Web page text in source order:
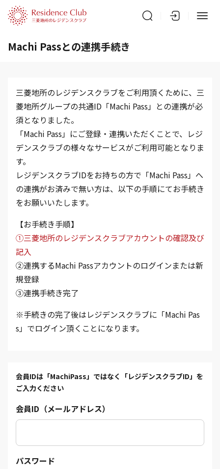
Machi Passとの連携手続き
三菱地所のレジデンスクラブをご利用頂くために、三
菱地所グループの共通ID「Machi Pass」との連携が必
須となりました。
「Machi Pass」にご登録・連携いただくことで、レジ
デンスクラブの様々なサービスがご利用可能となりま
す。
レジデンスクラブIDをお持ちの方で「Machi Pass」へ
の連携がお済みで無い方は、以下の手順にてお手続き
をお願いいたします。
【お手続き手順】
①三菱地所のレジデンスクラブアカウントの確認及び
記入
②連携するMachi Passアカウントのログインまたは新
規登録
③連携手続き完了
※手続きの完了後はレジデンスクラブに「Machi Pas
s」でログイン頂くことになります。
会員IDは「MachiPass」ではなく「レジデンスクラブID」を
ご入力ください
会員ID（メールアドレス）
パスワード